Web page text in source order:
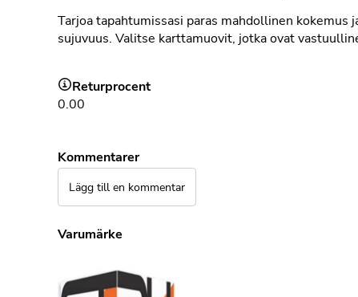
Tarjoa tapahtumissasi paras mahdollinen kokemus
sujuvuus. Valitse karttamuovit, jotka ovat
Returprocent
0.00
Kommentarer
Lägg till en kommentar
Varumärke